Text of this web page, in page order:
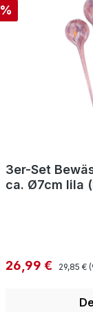
Rabatt
%
3er-Set
ca. Ø7cm lila
Verkaufspreis:
26,99 € 29,85 €